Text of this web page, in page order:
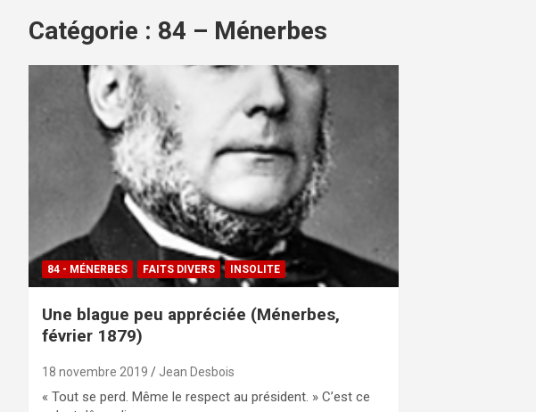
Catégorie : 84 – Ménerbes
84 - MÉNERBES FAITS DIVERS INSOLITE
Une blague peu appréciée (Ménerbes,
février 1879)
18 novembre 2019 Jean Desbois
« Tout se perd. Même le respect au président. » C’est ce